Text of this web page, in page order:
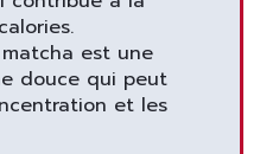
est une
douce qui peut
et les